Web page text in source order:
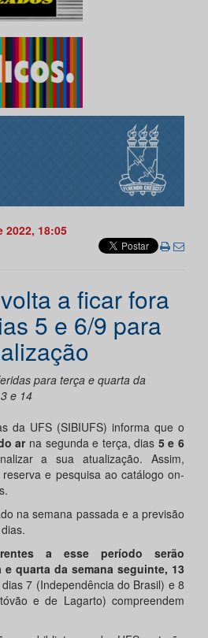
2022, 18:05
a ficar fora
5 e 6/9 para
para terça e quarta da
e 14
da UFS (SIBIUFS) informa que o
arna segunda e terça, dias 5 e 6
a sua atualização. Assim,
e pesquisa ao catálogo on-
na semana passada e a previsão
a esse período serão
quarta da semana seguinte, 13
7 (Independência do Brasil) e 8
e de Lagarto) compreendem